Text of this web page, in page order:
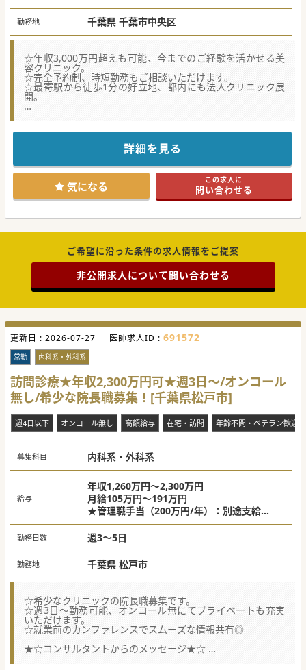
勤務地 千葉県 千葉市中央区
☆年収3,000万円超えも可能、今までのご経験を活かせる美
容クリニック。
☆完全予約制、時短勤務もご相談いただけます。
☆最寄駅から徒歩1分の好立地、都内にも法人クリニック展
開。
えていることもあり患者様からの評判も良いクリニックで
医師を募集。面接時は今までのご経験・実績はご年収に反映
していただけるので、入職段階から高額年収も実現可能。
安定した勤務先をお探しの先生におすすめの求人です。
#春入職可 #秋入職可
詳細を見る
気になる この求人に
問い合わせる
ご希望に沿った条件の求人情報をご提案
非公開求人について問い合わせる
更新日 : 2026-07-27 医師求人ID : 691572
常勤 内科系・外科系
訪問診療★年収2,300万円可★週3日～/オンコール
無し/希少な院長職募集！[千葉県松戸市]
週4日以下 オンコール無し 高額給与 在宅・訪問 年齢不問・ベテラン歓迎
募集科目 内科系・外科系
給与
年収1,260万円～2,300万円
月給105万円～191万円
★管理職手当（200万円/年）：別途支給
《給与目安》
週5日：年収2,100～2,300万円
週4日：年収1,680～1,840万円
週3日：年収1,260～1,380万円
勤務日数 週3～5日
勤務地 千葉県 松戸市
☆希少なクリニックの院長職募集です。
☆週3日～勤務可能、オンコール無にてプライベートも充実
いただけます。
☆就業前のカンファレンスでスムーズな情報共有◎
★☆コンサルタントからのメッセージ★☆
先生がいかにしたら働き易くなるか、診察に専念できるか、